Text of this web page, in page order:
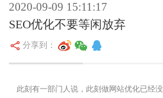
2020-09-09 15:11:17
SEO优化不要等闲放弃
分享到：
此刻有一部门人说，此刻做网站优化已经